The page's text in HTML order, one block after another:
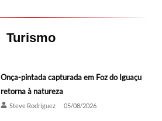
Turismo
Onça-pintada capturada em Foz do Iguaçu
retorna à natureza
Steve Rodríguez 05/08/2026